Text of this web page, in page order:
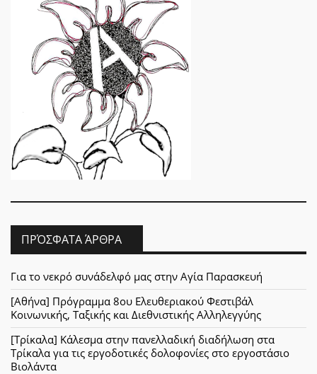
ΠΡΌΣΦΑΤΑ ΆΡΘΡΑ
Για το νεκρό συνάδελφό μας στην Αγία Παρασκευή
[Αθήνα] Πρόγραμμα 8ου Ελευθεριακού Φεστιβάλ
Κοινωνικής, Ταξικής και Διεθνιστικής Αλληλεγγύης
[Τρίκαλα] Κάλεσμα στην πανελλαδική διαδήλωση στα
Τρίκαλα για τις εργοδοτικές δολοφονίες στο εργοστάσιο
Βιολάντα